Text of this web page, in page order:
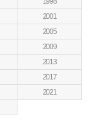
2001
2005
2009
2013
2017
2021